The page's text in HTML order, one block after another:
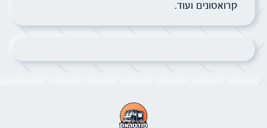
קרואסונים ועוד.